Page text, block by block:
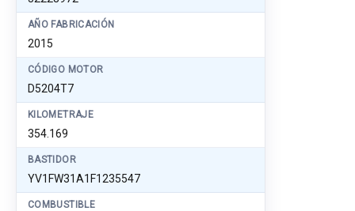
AÑO FABRICACIÓN
2015
CÓDIGO MOTOR
D5204T7
KILOMETRAJE
354.169
BASTIDOR
YV1FW31A1F1235547
COMBUSTIBLE